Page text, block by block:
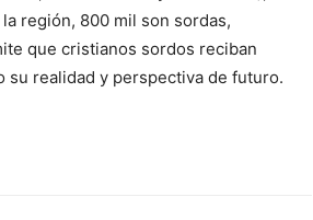
región, 800 mil son sordas,
que cristianos sordos reciban
su realidad y perspectiva de futuro.